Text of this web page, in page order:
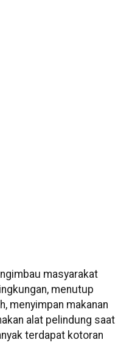
masyarakat
menutup
menyimpan makanan
alat pelindung saat
terdapat kotoran